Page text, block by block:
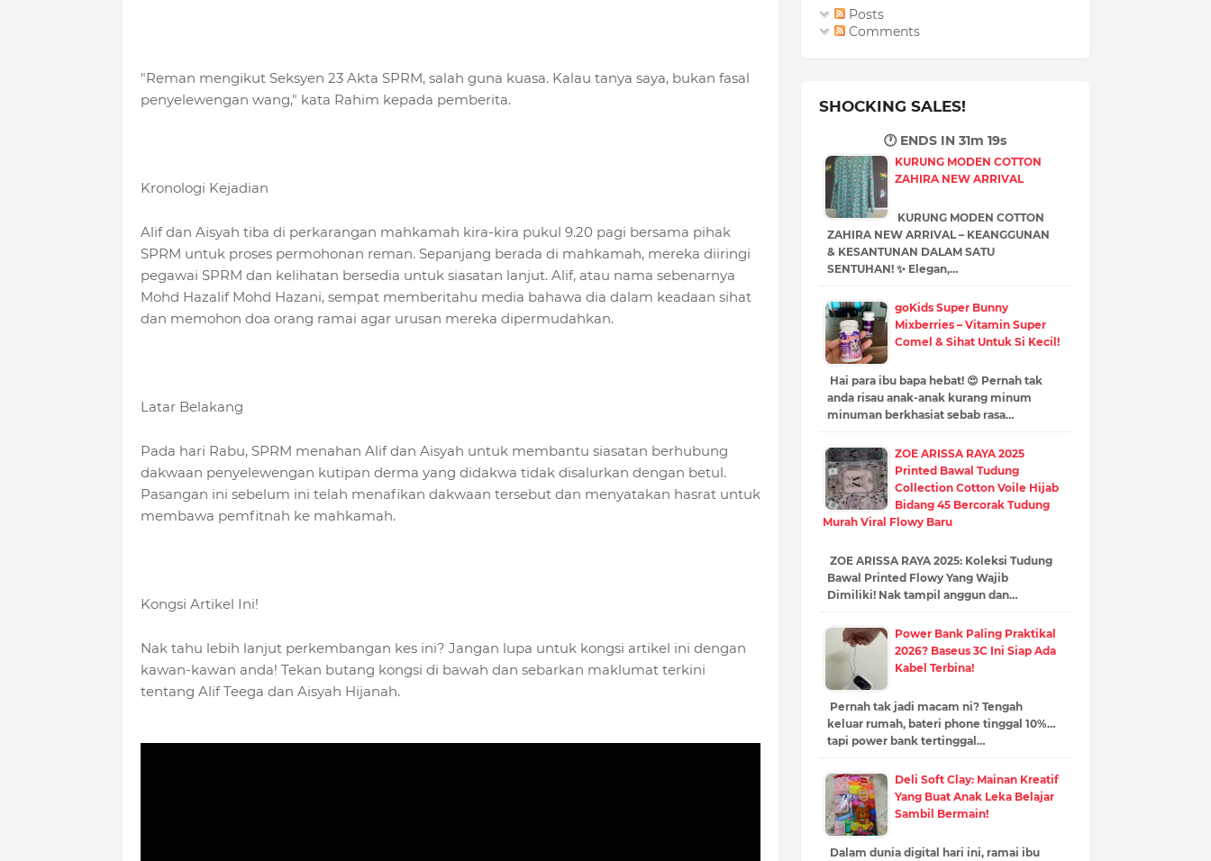
"Reman mengikut Seksyen 23 Akta SPRM, salah guna kuasa. Kalau tanya saya, bukan fasal
penyelewengan wang," kata Rahim kepada pemberita.
Kronologi Kejadian
Alif dan Aisyah tiba di perkarangan mahkamah kira-kira pukul 9.20 pagi bersama pihak
SPRM untuk proses permohonan reman. Sepanjang berada di mahkamah, mereka diiringi
pegawai SPRM dan kelihatan bersedia untuk siasatan lanjut. Alif, atau nama sebenarnya
Mohd Hazalif Mohd Hazani, sempat memberitahu media bahawa dia dalam keadaan sihat
dan memohon doa orang ramai agar urusan mereka dipermudahkan.
Latar Belakang
Pada hari Rabu, SPRM menahan Alif dan Aisyah untuk membantu siasatan berhubung
dakwaan penyelewengan kutipan derma yang didakwa tidak disalurkan dengan betul.
Pasangan ini sebelum ini telah menafikan dakwaan tersebut dan menyatakan hasrat untuk
membawa pemfitnah ke mahkamah.
Kongsi Artikel Ini!
Nak tahu lebih lanjut perkembangan kes ini? Jangan lupa untuk kongsi artikel ini dengan
kawan-kawan anda! Tekan butang kongsi di bawah dan sebarkan maklumat terkini
tentang Alif Teega dan Aisyah Hijanah.
Posts
Comments
SHOCKING SALES!
🕐 ENDS IN 31m 17s
KURUNG MODEN COTTON
ZAHIRA NEW ARRIVAL
KURUNG MODEN COTTON
ZAHIRA NEW ARRIVAL – KEANGGUNAN
& KESANTUNAN DALAM SATU
SENTUHAN! ✨ Elegan,…
goKids Super Bunny
Mixberries – Vitamin Super
Comel & Sihat Untuk Si Kecil!
Hai para ibu bapa hebat! 😍 Pernah tak
anda risau anak-anak kurang minum
minuman berkhasiat sebab rasa…
ZOE ARISSA RAYA 2025
Printed Bawal Tudung
Collection Cotton Voile Hijab
Bidang 45 Bercorak Tudung
Murah Viral Flowy Baru
ZOE ARISSA RAYA 2025: Koleksi Tudung
Bawal Printed Flowy Yang Wajib
Dimiliki! Nak tampil anggun dan…
Power Bank Paling Praktikal
2026? Baseus 3C Ini Siap Ada
Kabel Terbina!
Pernah tak jadi macam ni? Tengah
keluar rumah, bateri phone tinggal 10%…
tapi power bank tertinggal…
Deli Soft Clay: Mainan Kreatif
Yang Buat Anak Leka Belajar
Sambil Bermain!
Dalam dunia digital hari ini, ramai ibu